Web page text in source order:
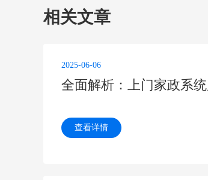
相关文章
2025-06-06
查看详情